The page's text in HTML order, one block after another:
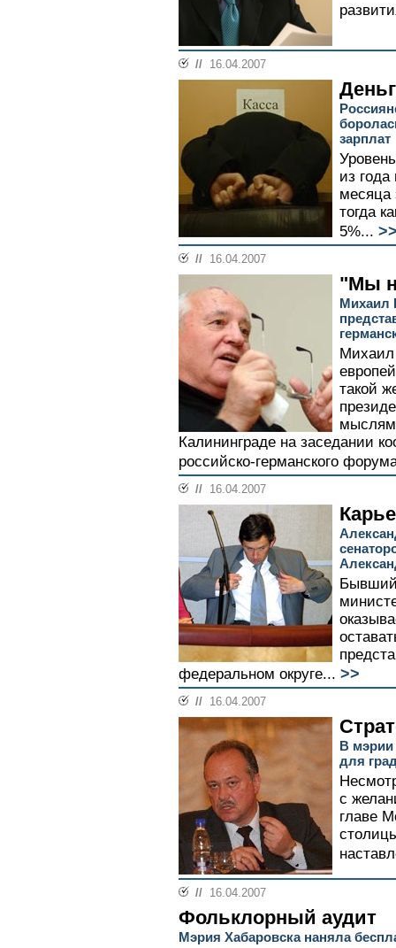
// 16.04.2007
зарплат
из
месяца
тогда
5%...
// 16.04.2007
"Мы
Михаил
Михаил
такой
Калининграде на заседании
российско-германского
// 16.04.2007
Бывший
федеральном округе... >>
// 16.04.2007
В мэрии
для
с
главе
// 16.04.2007
Фольклорный аудит
Мэрия Хабаровска наняла